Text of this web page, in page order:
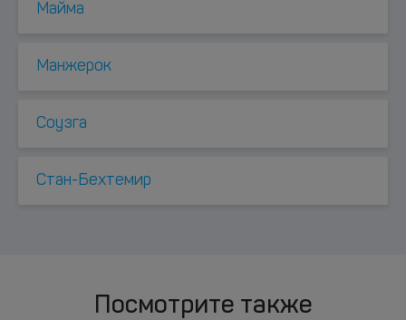
Майма
Манжерок
Соузга
Стан-Бехтемир
Посмотрите также